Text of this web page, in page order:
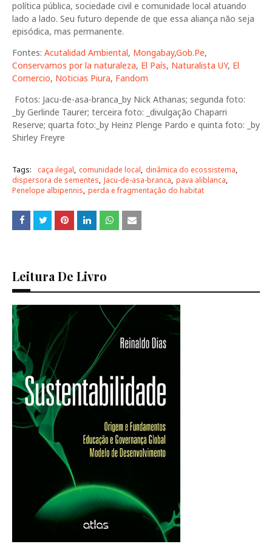
política pública, sociedade civil e comunidade local atuando
lado a lado. Seu futuro depende de que essa aliança não seja
episódica, mas permanente.
Fontes: Acutalidad Ambiental, Mongabay,Gob.Pe,
Conservamos por la naturaleza, El País, Naturalista UY, El
Comercio, Noticias Piura, Fandom
Fotos: Jacu-de-asa-branca_by Nick Athanas; segunda foto:
_by Gerlinde Taurer; terceira foto: _divulgação Chaparri
Reserve; quarta foto:_by Heinz Plenge Pardo e quinta foto: _by
Shirley Freyre
Tags: caça ilegal comunidade local dinâmica do ecossistema
dispersora de sementes Jacu-de-asa-branca pava aliblanca
Penelope albipennis perda e fragmentação do habitat
Leitura De Livro